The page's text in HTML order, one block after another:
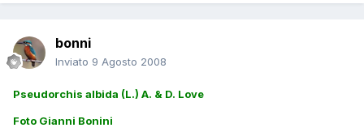
bonni
Inviato 9 Agosto 2008
Pseudorchis albida (L.) A. & D. Love
Foto Gianni Bonini